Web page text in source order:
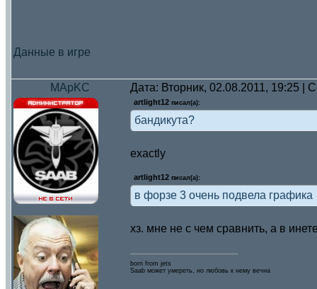
Данные в игре
MApKC Дата: Вторник, 02.08.2011, 19:25 |
artlight12 писал(а):
бандикута?
exactly
artlight12 писал(а):
в форзе 3 очень подвела графика
хз. мне не с чем сравнить, а в
born from jets
Saab может умереть, но любовь к нему вечна